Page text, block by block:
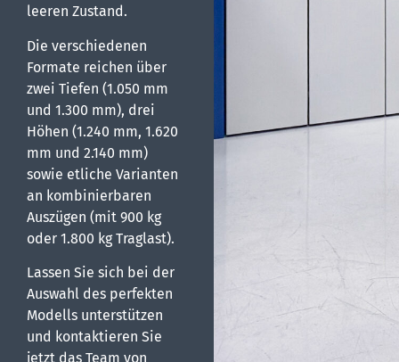
leeren Zustand.
Die verschiedenen
Formate reichen über
zwei Tiefen (1.050 mm
und 1.300 mm), drei
Höhen (1.240 mm, 1.620
mm und 2.140 mm)
sowie etliche Varianten
an kombinierbaren
Auszügen (mit 900 kg
oder 1.800 kg Traglast).
Lassen Sie sich bei der
Auswahl des perfekten
Modells unterstützen
und kontaktieren Sie
jetzt das Team von